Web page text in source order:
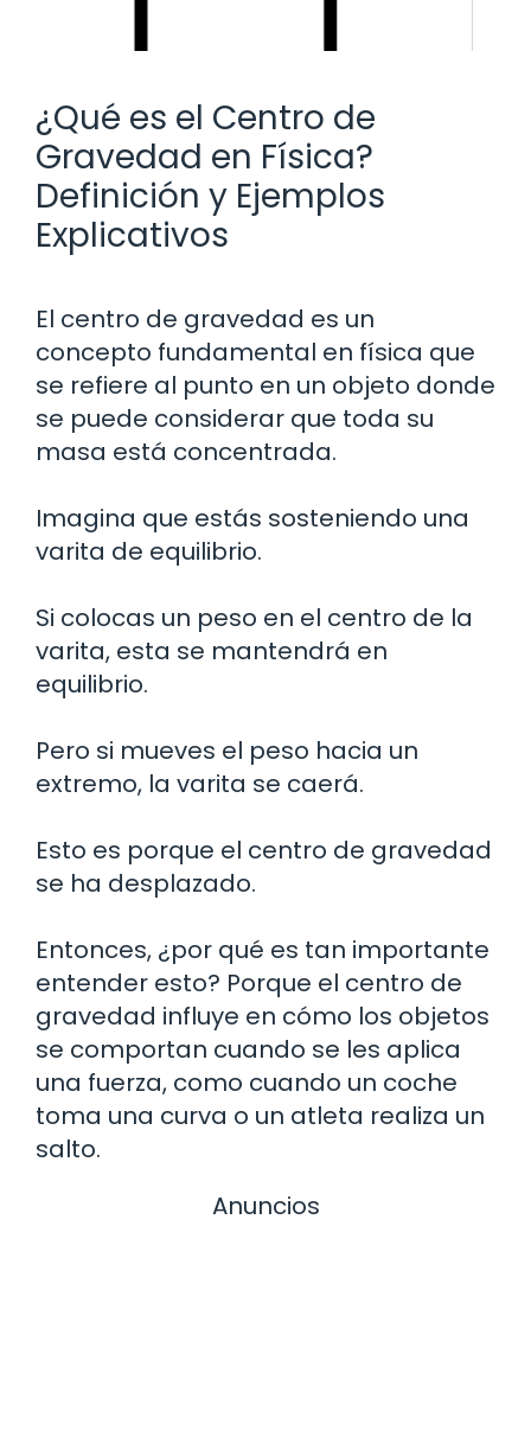
¿Qué es el Centro de
Gravedad en Física?
Definición y Ejemplos
Explicativos
El centro de gravedad es un
concepto fundamental en física que
se refiere al punto en un objeto donde
se puede considerar que toda su
masa está concentrada.
Imagina que estás sosteniendo una
varita de equilibrio.
Si colocas un peso en el centro de la
varita, esta se mantendrá en
equilibrio.
Pero si mueves el peso hacia un
extremo, la varita se caerá.
Esto es porque el centro de gravedad
se ha desplazado.
Entonces, ¿por qué es tan importante
entender esto? Porque el centro de
gravedad influye en cómo los objetos
se comportan cuando se les aplica
una fuerza, como cuando un coche
toma una curva o un atleta realiza un
salto.
Anuncios